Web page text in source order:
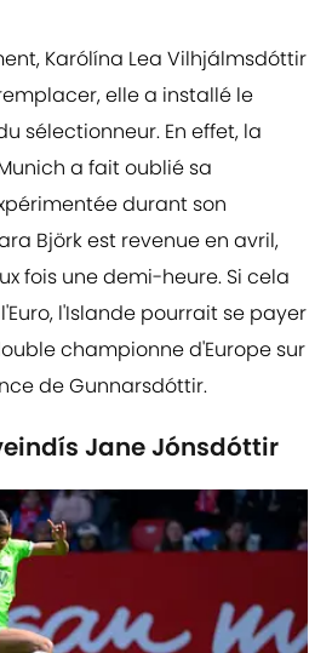
Karólína Lea Vilhjálmsdóttir
elle a installé le
sélectionneur. En effet, la
a fait oublié sa
durant son
Björk est revenue en avril,
fois une demi-heure. Si cela
l'Islande pourrait se payer
championne d'Europe sur
de Gunnarsdóttir.
Jane Jónsdóttir